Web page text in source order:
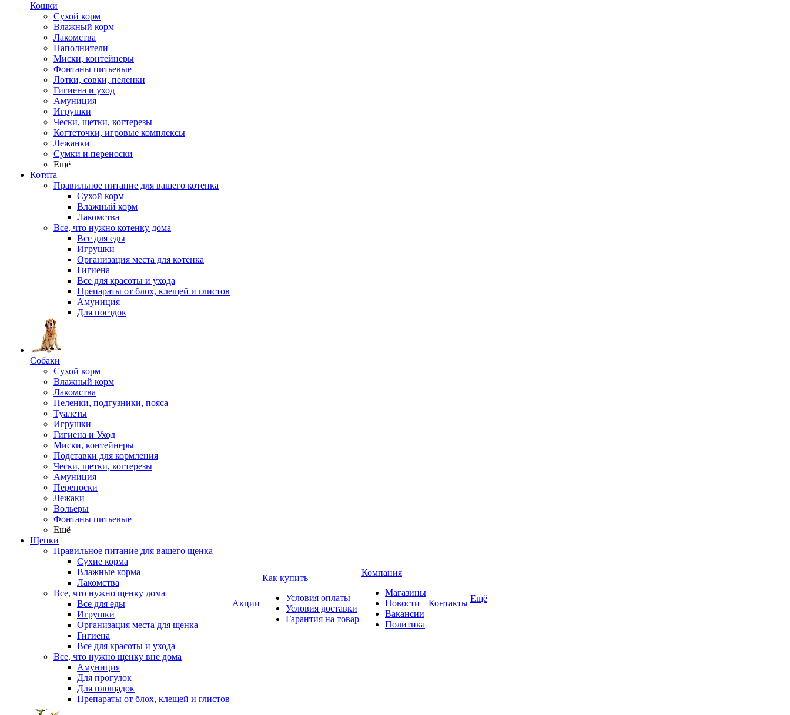
Кошки
Сухой корм
Влажный корм
Лакомства
Наполнители
Миски, контейнеры
Фонтаны питьевые
Лотки, совки, пеленки
Гигиена и уход
Амуниция
Игрушки
Чески, щетки, когтерезы
Когтеточки, игровые комплексы
Лежанки
Сумки и переноски
Ещё
Котята
Правильное питание для вашего котенка
Сухой корм
Влажный корм
Лакомства
Все, что нужно котенку дома
Все для еды
Игрушки
Организация места для котенка
Гигиена
Все для красоты и ухода
Препараты от блох, клещей и глистов
Амуниция
Для поездок
Собаки
Сухой корм
Влажный корм
Лакомства
Пеленки, подгузники, пояса
Туалеты
Игрушки
Гигиена и Уход
Миски, контейнеры
Подставки для кормления
Чески, щетки, когтерезы
Амуниция
Переноски
Лежаки
Вольеры
Фонтаны питьевые
Ещё
Щенки
Правильное питание для вашего щенка
Сухие корма
Влажные корма
Лакомства
Все, что нужно щенку дома
Все для еды
Игрушки
Организация места для щенка
Гигиена
Все для красоты и ухода
Все, что нужно щенку вне дома
Амуниция
Для прогулок
Для площадок
Препараты от блох, клещей и глистов
Акции
Как купить
Условия оплаты
Условия доставки
Гарантия на товар
Компания
Магазины
Новости
Вакансии
Политика
Контакты Ещё